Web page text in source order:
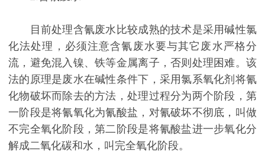
目前处理含氰废水比较成熟的技术是采用碱性氯
化法处理，必须注意含氰废水要与其它废水严格分
流，避免混入镍、铁等金属离子，否则处理困难。该
法的原理是废水在碱性条件下，采用氯系氧化剂将氰
化物破坏而除去的方法，处理过程分为两个阶段，第
一阶段是将氰氧化为氰酸盐，对氰破坏不彻底，叫做
不完全氧化阶段，第二阶段是将氰酸盐进一步氧化分
解成二氧化碳和水，叫完全氧化阶段。